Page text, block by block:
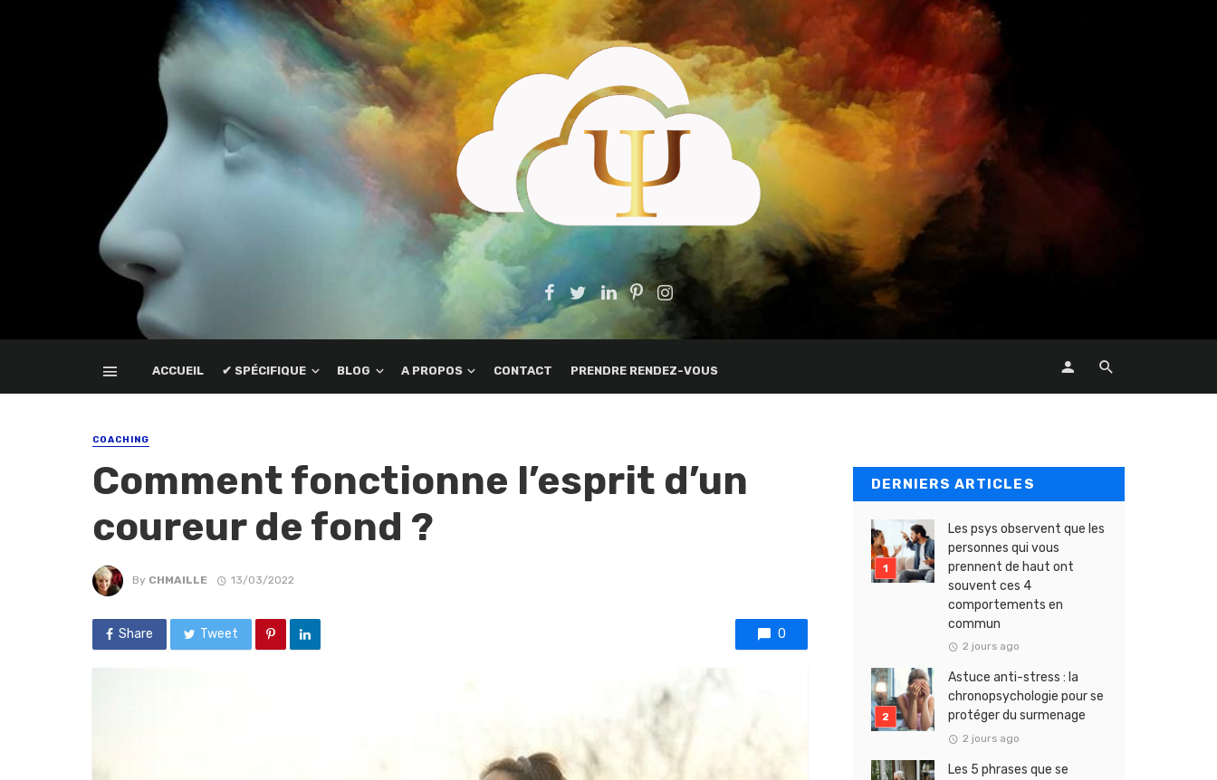
ACCUEIL ✔ SPÉCIFIQUE BLOG A PROPOS CONTACT PRENDRE RENDEZ-VOUS
COACHING
Comment fonctionne l’esprit d’un
coureur de fond ?
By CHMAILLE 13/03/2022
Share Tweet 0
DERNIERS ARTICLES
Les psys observent que les
personnes qui vous
prennent de haut ont
souvent ces 4
comportements en
commun
2 jours ago
Astuce anti-stress : la
chronopsychologie pour se
protéger du surmenage
2 jours ago
Les 5 phrases que se